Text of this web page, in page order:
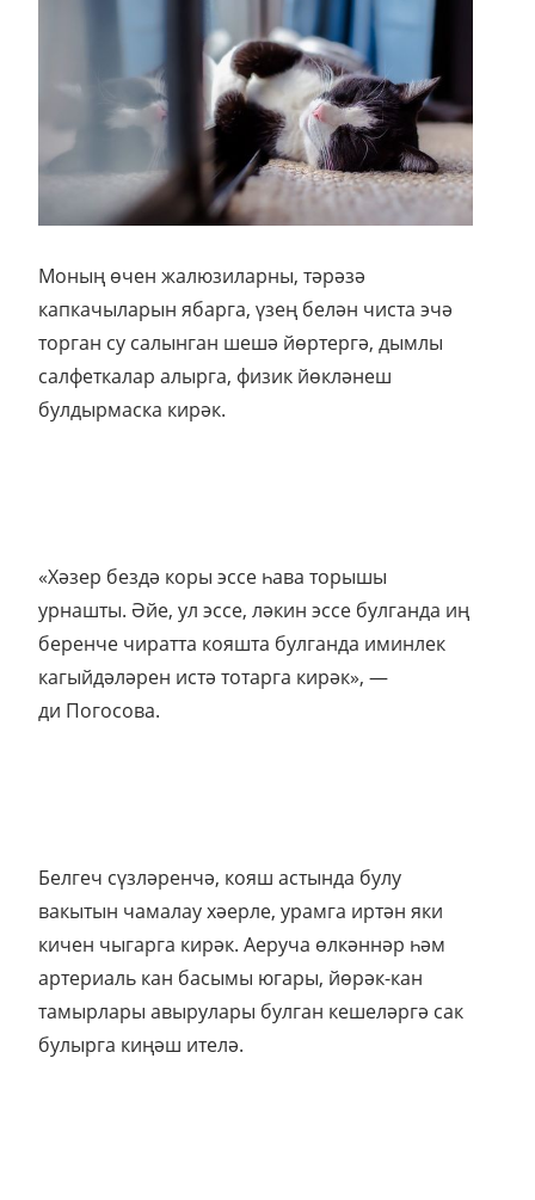
Моның өчен жалюзиларны, тәрәзә
капкачыларын ябарга, үзең белән чиста эчә
торган су салынган шешә йөртергә, дымлы
салфеткалар алырга, физик йөкләнеш
булдырмаска кирәк.
«Хәзер бездә коры эссе һава торышы
урнашты. Әйе, ул эссе, ләкин эссе булганда иң
беренче чиратта кояшта булганда иминлек
кагыйдәләрен истә тотарга кирәк», —
ди Погосова.
Белгеч сүзләренчә, кояш астында булу
вакытын чамалау хәерле, урамга иртән яки
кичен чыгарга кирәк. Аеруча өлкәннәр һәм
артериаль кан басымы югары, йөрәк-кан
тамырлары авырулары булган кешеләргә сак
булырга киңәш ителә.